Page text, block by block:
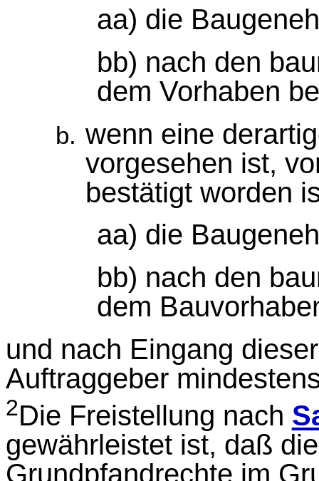
aa) die
bb) nach den
dem Vorhaben
wenn eine
vorgesehen ist,
bestätigt worden
aa) die
bb) nach den
dem
und nach Eingang
Auftraggeber
2Die Freistellung nach
gewährleistet ist, daß
Grundpfandrechte im